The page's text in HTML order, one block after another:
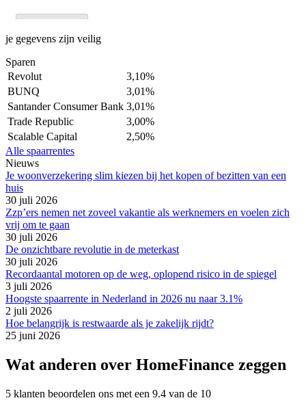
je gegevens zijn veilig
Sparen
Revolut
3,10%
BUNQ
3,01%
Santander Consumer Bank 3,01%
Trade Republic
3,00%
Scalable Capital
2,50%
Alle spaarrentes
Nieuws
Je woonverzekering slim kiezen bij het kopen of bezitten van een
huis
30 juli 2026
Zzp’ers nemen net zoveel vakantie als werknemers en voelen zich
vrij om te gaan
30 juli 2026
De onzichtbare revolutie in de meterkast
30 juli 2026
Recordaantal motoren op de weg, oplopend risico in de spiegel
3 juli 2026
Hoogste spaarrente in Nederland in 2026 nu naar 3.1%
2 juli 2026
Hoe belangrijk is restwaarde als je zakelijk rijdt?
25 juni 2026
Wat anderen over HomeFinance zeggen
5 klanten beoordelen ons met een 9.4 van de 10